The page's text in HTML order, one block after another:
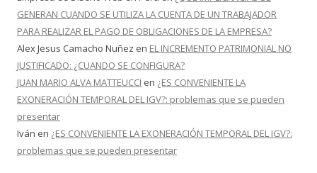
GENERAN CUANDO SE UTILIZA LA CUENTA DE UN TRABAJADOR
PARA REALIZAR EL PAGO DE OBLIGACIONES DE LA EMPRESA?
Alex Jesus Camacho Nuñez en EL INCREMENTO PATRIMONIAL NO
JUSTIFICADO: ¿CUANDO SE CONFIGURA?
JUAN MARIO ALVA MATTEUCCI en ¿ES CONVENIENTE LA
EXONERACIÓN TEMPORAL DEL IGV?: problemas que se pueden
presentar
Iván en ¿ES CONVENIENTE LA EXONERACIÓN TEMPORAL DEL IGV?:
problemas que se pueden presentar